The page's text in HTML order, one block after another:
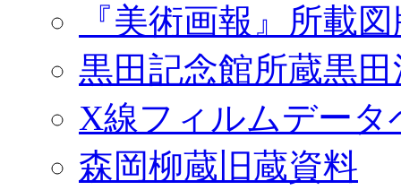
『美術画報』所載
黒田記念館所蔵黒
X線フィルムデータ
森岡柳蔵旧蔵資料